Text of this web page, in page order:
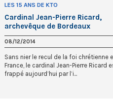
LES 15 ANS DE KTO
Cardinal Jean-Pierre Ricard,
archevêque de Bordeaux
08/12/2014
Sans nier le recul de la foi chrétienne
France, le cardinal Jean-Pierre Ricard
frappé aujourd’hui par l’i...